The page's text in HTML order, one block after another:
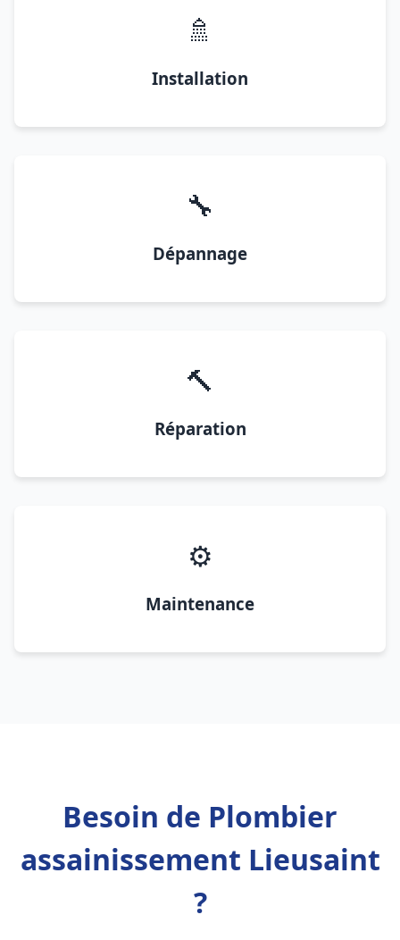
🚿
Installation
🔧
Dépannage
🔨
Réparation
⚙️
Maintenance
Besoin de Plombier
assainissement Lieusaint
?